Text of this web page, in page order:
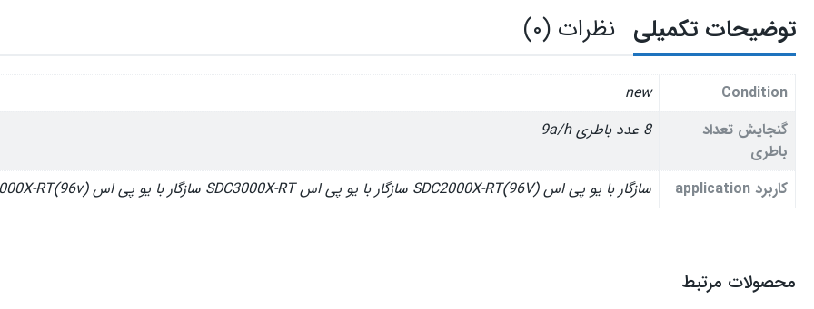
توضیحات تکمیلی نظرات (۰)
Condition
new
گنجایش تعداد
باطری
8 عدد باطری 9a/h
کاربرد application سازگار با یو پی اس SDC2000X-RT(96V) سازگار با یو پی اس SDC3000X-RT سازگار با یو پی اس DSS3000X-RT(96v)
محصولات مرتبط